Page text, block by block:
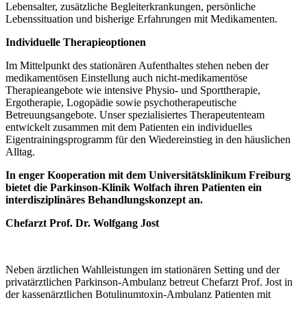
Lebensalter, zusätzliche Begleiterkrankungen, persönliche
Lebenssituation und bisherige Erfahrungen mit Medikamenten.
Individuelle Therapieoptionen
Im Mittelpunkt des stationären Aufenthaltes stehen neben der
medikamentösen Einstellung auch nicht-medikamentöse
Therapieangebote wie intensive Physio- und Sporttherapie,
Ergotherapie, Logopädie sowie psychotherapeutische
Betreuungsangebote. Unser spezialisiertes Therapeutenteam
entwickelt zusammen mit dem Patienten ein individuelles
Eigentrainingsprogramm für den Wiedereinstieg in den häuslichen
Alltag.
In enger Kooperation mit dem Universitätsklinikum Freiburg
bietet die Parkinson-Klinik Wolfach ihren Patienten ein
interdisziplinäres Behandlungskonzept an.
Chefarzt Prof. Dr. Wolfgang Jost
Neben ärztlichen Wahlleistungen im stationären Setting und der
privatärztlichen Parkinson-Ambulanz betreut Chefarzt Prof. Jost in
der kassenärztlichen Botulinumtoxin-Ambulanz Patienten mit